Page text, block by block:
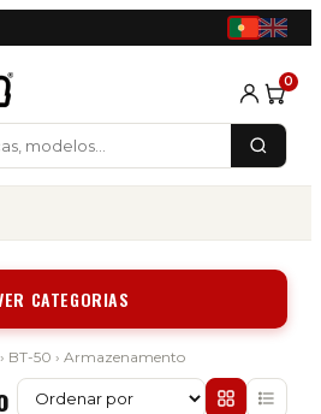
0
CATEGORIAS
› BT-50 › Armazenamento